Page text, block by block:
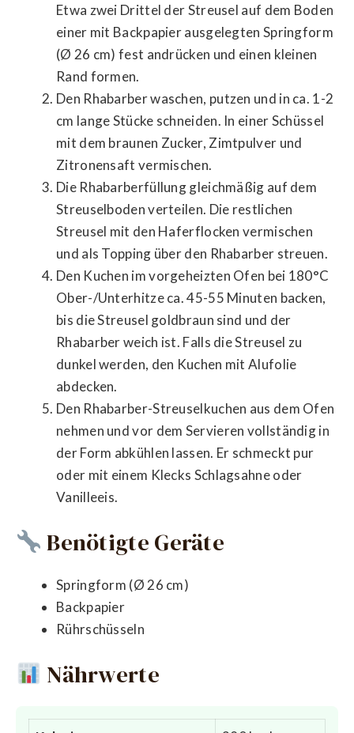
Etwa zwei Drittel der Streusel auf dem Boden
einer mit Backpapier ausgelegten Springform
(Ø 26 cm) fest andrücken und einen kleinen
Rand formen.
Den Rhabarber waschen, putzen und in ca. 1-2
cm lange Stücke schneiden. In einer Schüssel
mit dem braunen Zucker, Zimtpulver und
Zitronensaft vermischen.
Die Rhabarberfüllung gleichmäßig auf dem
Streuselboden verteilen. Die restlichen
Streusel mit den Haferflocken vermischen
und als Topping über den Rhabarber streuen.
Den Kuchen im vorgeheizten Ofen bei 180°C
Ober-/Unterhitze ca. 45-55 Minuten backen,
bis die Streusel goldbraun sind und der
Rhabarber weich ist. Falls die Streusel zu
dunkel werden, den Kuchen mit Alufolie
abdecken.
Den Rhabarber-Streuselkuchen aus dem Ofen
nehmen und vor dem Servieren vollständig in
der Form abkühlen lassen. Er schmeckt pur
oder mit einem Klecks Schlagsahne oder
Vanilleeis.
Benötigte Geräte
Springform (Ø 26 cm)
Backpapier
Rührschüsseln
Nährwerte